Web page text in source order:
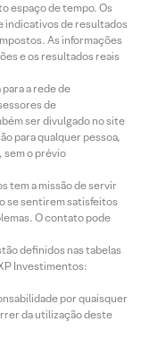
espaço de tempo. Os
indicativos de resultados
As informações
e os resultados reais
a rede de
de
ser divulgado no site
para qualquer pessoa,
sem o prévio
tem a missão de servir
se sentirem satisfeitos
O contato pode
definidos nas tabelas
Investimentos:
por quaisquer
da utilização deste